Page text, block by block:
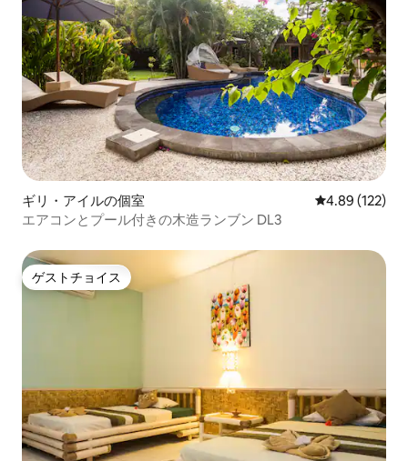
ギリ・アイルの個室 レビュー122
4.89 (122)
エアコンとプール付きの木造ランブン DL3
ゲストチョイス
ゲストチョイス